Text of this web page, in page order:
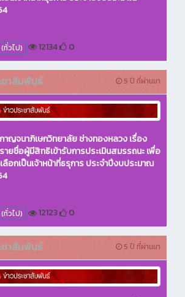
ทั่วไป) 12134 0
5 ปี ที่ผ่านมา
ชาสัมพันธ์
าญจนาภิเษกวิทยาลัย ช่างทองหลวง เรื่อง
ายชื่อผู้มีสิทธิเข้ารับการประเมินสมรรถนะ เพื่อ
อกเป็นเจ้าหน้าที่ธรุการ ประจำปีงบประมาณ
ทั่วไป) 12123 0
5 ปี ที่ผ่านมา
ชาสัมพันธ์